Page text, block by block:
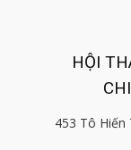
HỘI
453 Tô Hiến